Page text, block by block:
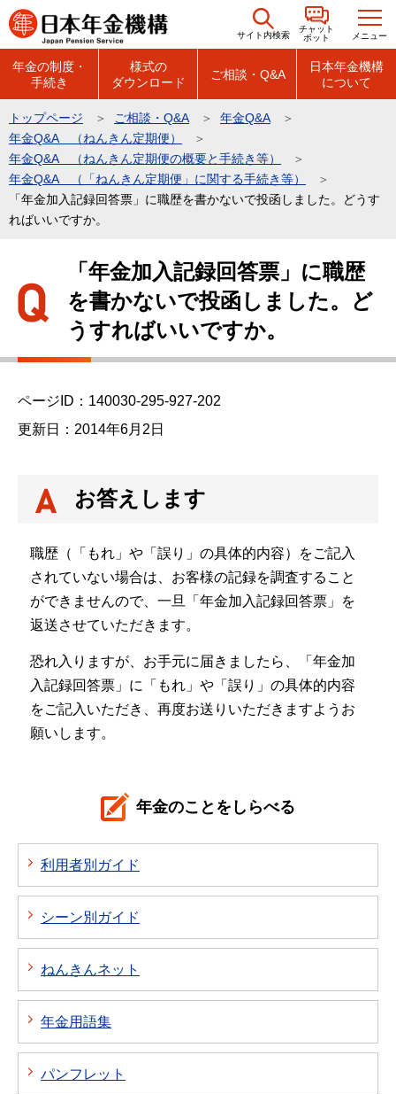
こ
の
の
先
頭
す
サイト内検索
チャット
ボット
メニュー
年金の制度・
手続き
様式の
ダウンロード
ご相談・Q&A
日本年金機構
について
トップページ ご相談・Q&A
年金Q&A
年金Q&A （ねんきん定期便）
年金Q&A （ねんきん定期便の概要と手続き等）
年金Q&A （「ねんきん定期便」に関する手続き等）
「年金加入記録回答票」に職歴を書かないで投函しました。どうす
ればいいですか。
「年金加入記録回答票」に職歴
を書かないで投函しました。ど
うすればいいですか。
ページID：140030-295-927-202
更新日：2014年6月2日
お答えします
職歴（「もれ」や「誤り」の具体的内容）をご記入
されていない場合は、お客様の記録を調査すること
ができませんので、一旦「年金加入記録回答票」を
返送させていただきます。
恐れ入りますが、お手元に届きましたら、「年金加
入記録回答票」に「もれ」や「誤り」の具体的内容
をご記入いただき、再度お送りいただきますようお
願いします。
年金のことをしらべる
利用者別ガイド
シーン別ガイド
ねんきんネット
年金用語集
パンフレット